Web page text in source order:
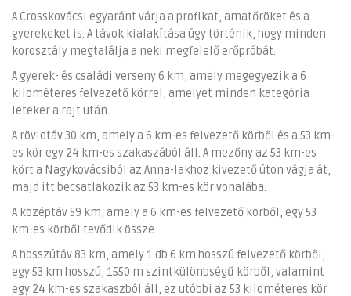
A Crosskovácsi egyaránt várja a profikat, amatőröket és a
gyerekeket is. A távok kialakítása úgy történik, hogy minden
korosztály megtalálja a neki megfelelő erőpróbát.
A gyerek- és családi verseny 6 km, amely megegyezik a 6
kilométeres felvezető körrel, amelyet minden kategória
leteker a rajt után.
A rövidtáv 30 km, amely a 6 km-es felvezető körből és a 53 km-
es kör egy 24 km-es szakaszából áll. A mezőny az 53 km-es
kört a Nagykovácsiból az Anna-lakhoz kivezető úton vágja át,
majd itt becsatlakozik az 53 km-es kör vonalába.
A középtáv 59 km, amely a 6 km-es felvezető körből, egy 53
km-es körből tevődik össze.
A hosszútáv 83 km, amely 1 db 6 km hosszú felvezető körből,
egy 53 km hosszú, 1550 m szintkülönbségű körből, valamint
egy 24 km-es szakaszból áll, ez utóbbi az 53 kilométeres kör